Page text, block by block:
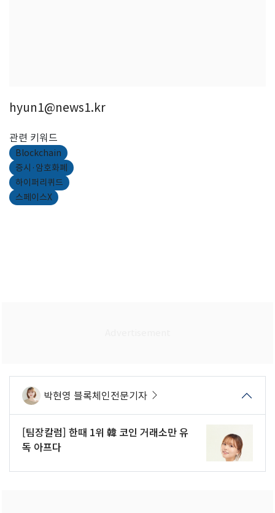
hyun1@news1.kr
관련 키워드
Blockchain
증시·암호화폐
하이퍼리퀴드
스페이스X
박현영 블록체인전문기자
[팀장칼럼] 한때 1위 韓 코인 거래소만 유
독 아프다